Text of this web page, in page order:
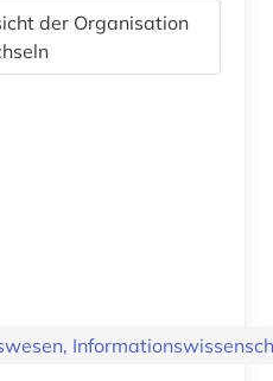
der Organisation